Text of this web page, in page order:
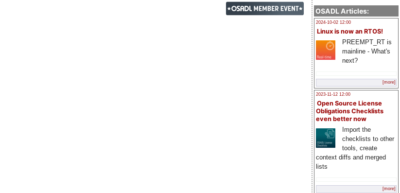
OSADL Articles:
2024-10-02 12:00
Linux is now an RTOS!
PREEMPT_RT is
mainline - What's
next?
[more]
2023-11-12 12:00
Open Source License
Obligations Checklists
even better now
Import the
checklists to other
tools, create
context diffs and merged
lists
[more]